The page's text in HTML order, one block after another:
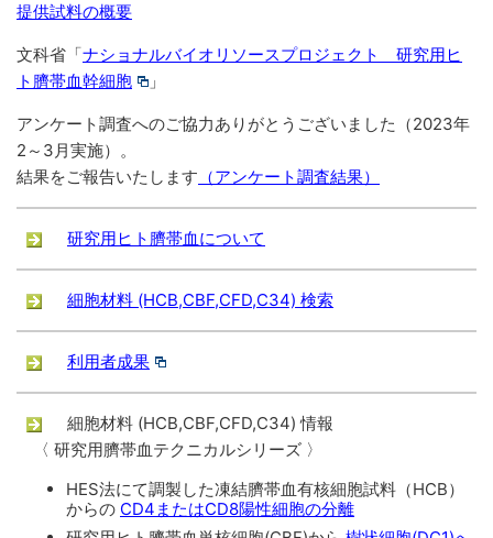
提供試料の概要
文科省「ナショナルバイオリソースプロジェクト 研究用ヒ
ト臍帯血幹細胞
」
アンケート調査へのご協力ありがとうございました（2023年
2～3月実施）。
結果をご報告いたします （アンケート調査結果）
研究用ヒト臍帯血について
細胞材料 (HCB,CBF,CFD,C34) 検索
利用者成果
細胞材料 (HCB,CBF,CFD,C34) 情報
〈 研究用臍帯血テクニカルシリーズ 〉
HES法にて調製した凍結臍帯血有核細胞試料（HCB）
からの CD4またはCD8陽性細胞の分離